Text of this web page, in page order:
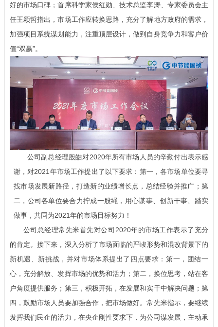
好的市场口碑；首席科学家侯红勋、技术总监李涛、专家委员会主
任王颖哲指出，市场工作应转换思路，充分了解地方政府的需求，
加强项目系统谋划能力，注重顶层设计，做到自身竞争力和客户价
值“双赢”。
公司副总经理殷皓对2020年所有市场人员的辛勤付出表示感
谢，对2021 年市场工作提出了以下要求：第一，各市场单位要寻
找市场发展新路径，打造新的业绩增长点，总结经验并推广；第
二，公司各单位要合力拧成一股绳，用心谋事、创新干事、踏实
做事，共同为2021年的市场目标努力！
公司总经理常先米首先对公司 2020年的市场工作表示了充分
的肯定。接下来，深入分析了市场面临的严峻形势和混改背景下的
新机遇、新挑战，并对市场体系提出了四点要求：第一，团结一
心，充分解放、发挥市场的优势和活力；第二，换位思考，站在客
户角度提供服务；第三，积极开拓，在发展和实干中解决问题；第
四，鼓励市场人员要加强合作，把市场做好。常先米指示，要继续
发挥我们民企的活力，在央企刚性要求下，为公司谋发展，主动承